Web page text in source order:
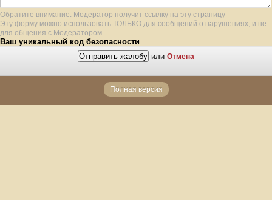
Обратите внимание: Модератор получит ссылку на эту страницу
Эту форму можно использовать ТОЛЬКО для сообщений о нарушениях, и не
для общения с Модератором.
Ваш уникальный код безопасности
или Отмена
Полная версия